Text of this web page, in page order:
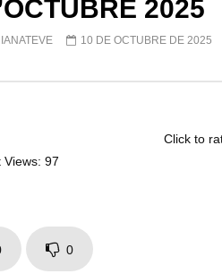
2025
10 DE OCTUBRE DE 2025
Click to
Views: 97
0